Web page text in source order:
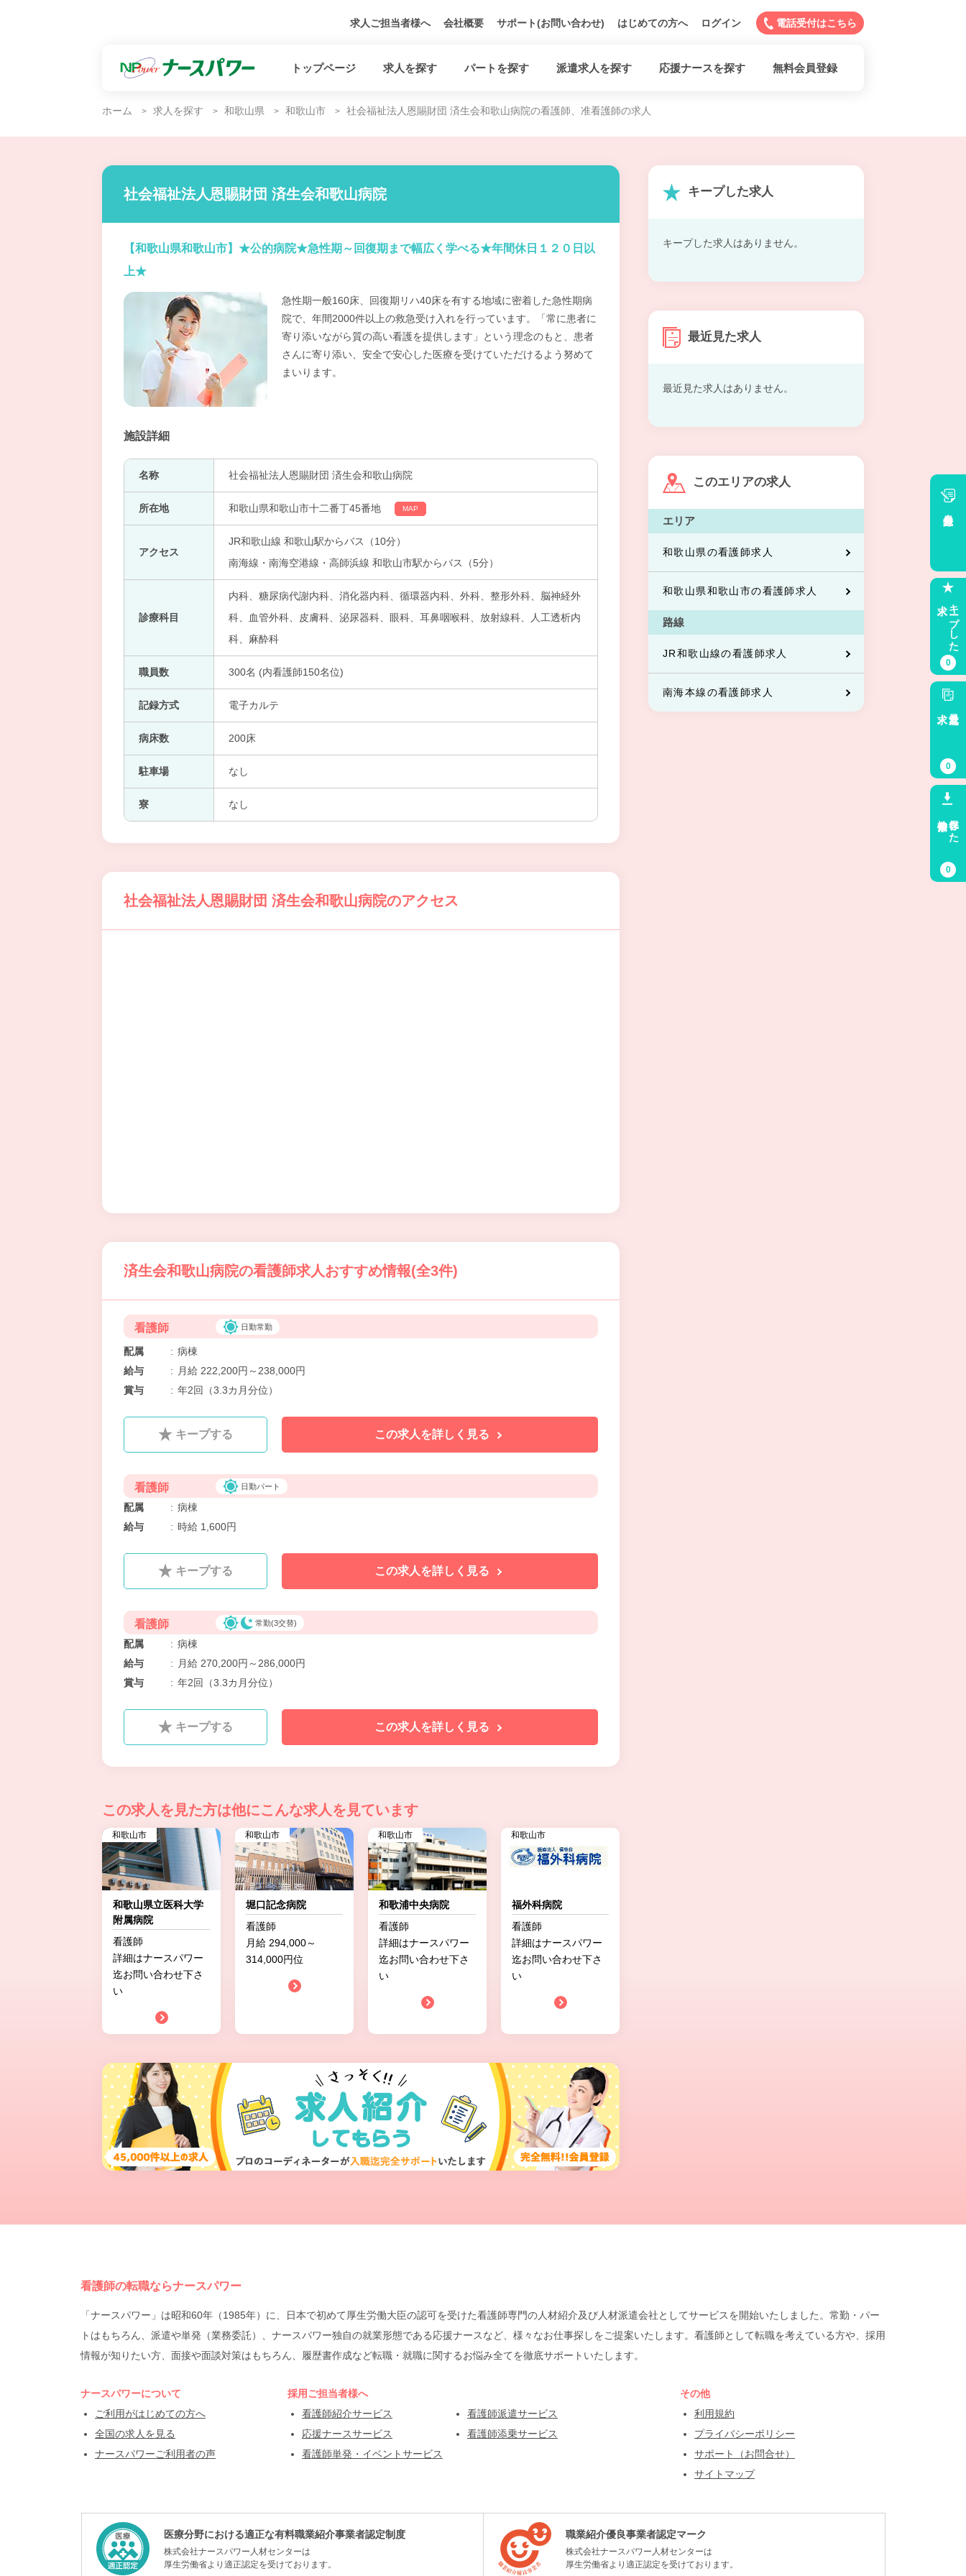
求人ご担当者様へ 会社概要 サポート(お問い合わせ) はじめての方へ ログイン 電話受付はこちら
トップページ 求人を探す パートを探す 派遣求人を探す 応援ナースを探す 無料会員登録
ホーム 求人を探す 和歌山県 和歌山市 社会福祉法人恩賜財団 済生会和歌山病院の看護師、准看護師の求人
社会福祉法人恩賜財団 済生会和歌山病院
【和歌山県和歌山市】★公的病院★急性期～回復期まで幅広く学べる★年間休日１２０日以
上★
急性期一般160床、回復期リハ40床を有する地域に密着した急性期病
院で、年間2000件以上の救急受け入れを行っています。「常に患者に
寄り添いながら質の高い看護を提供します」という理念のもと、患者
さんに寄り添い、安全で安心した医療を受けていただけるよう努めて
まいります。
施設詳細
名称 社会福祉法人恩賜財団 済生会和歌山病院
所在地 和歌山県和歌山市十二番丁45番地 MAP
アクセス
JR和歌山線 和歌山駅からバス（10分）
南海線・南海空港線・高師浜線 和歌山市駅からバス（5分）
診療科目
内科、糖尿病代謝内科、消化器内科、循環器内科、外科、整形外科、脳神経外
科、血管外科、皮膚科、泌尿器科、眼科、耳鼻咽喉科、放射線科、人工透析内
科、麻酔科
職員数 300名 (内看護師150名位)
記録方式 電子カルテ
病床数 200床
駐車場 なし
寮 なし
社会福祉法人恩賜財団 済生会和歌山病院のアクセス
済生会和歌山病院の看護師求人おすすめ情報(全3件)
看護師 日勤常勤
配属 : 病棟
給与
:
月給 222,200円～238,000円
賞与
: 年2回（3.3カ月分位）
キープする この求人を詳しく見る
看護師 日勤パート
配属 : 病棟
給与
: 時給 1,600円
キープする この求人を詳しく見る
看護師 常勤(3交替)
配属 : 病棟
給与
:
月給 270,200円～286,000円
賞与
: 年2回（3.3カ月分位）
キープする この求人を詳しく見る
この求人を見た方は他にこんな求人を見ています
和歌山市
和歌山県立医科大学
附属病院
看護師
詳細はナースパワー
迄お問い合わせ下さ
い
和歌山市
堀口記念病院
看護師
月給 294,000～
314,000円位
和歌山市
和歌浦中央病院
看護師
詳細はナースパワー
迄お問い合わせ下さ
い
和歌山市
福外科病院
看護師
詳細はナースパワー
迄お問い合わせ下さ
い
キープした求人
キープした求人はありません。
最近見た求人
最近見た求人はありません。
このエリアの求人
エリア
和歌山県の看護師求人
和歌山県和歌山市の看護師求人
路線
JR和歌山線の看護師求人
南海本線の看護師求人
看護師の転職ならナースパワー
「ナースパワー」は昭和60年（1985年）に、日本で初めて厚生労働大臣の認可を受けた看護師専門の人材紹介及び人材派遣会社としてサービスを開始いたしました。常勤・パー
トはもちろん、派遣や単発（業務委託）、ナースパワー独自の就業形態である応援ナースなど、様々なお仕事探しをご提案いたします。看護師として転職を考えている方や、採用
情報が知りたい方、面接や面談対策はもちろん、履歴書作成など転職・就職に関するお悩み全てを徹底サポートいたします。
ナースパワーについて
ご利用がはじめての方へ
全国の求人を見る
ナースパワーご利用者の声
採用ご担当者様へ
看護師紹介サービス
応援ナースサービス
看護師単発・イベントサービス
看護師派遣サービス
看護師添乗サービス
その他
利用規約
プライバシーポリシー
サポート（お問合せ）
サイトマップ
医療分野における適正な有料職業紹介事業者認定制度
株式会社ナースパワー人材センターは
厚生労働省より適正認定を受けております。
職業紹介優良事業者認定マーク
株式会社ナースパワー人材センターは
厚生労働省より適正認定を受けております。
キープした
0
最近見た
0
保存した
0